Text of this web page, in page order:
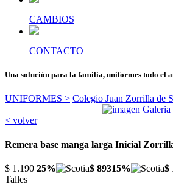
CAMBIOS
CONTACTO
Una solución para la familia, uniformes todo el
UNIFORMES > Colegio Juan Zorrilla de
< volver
Remera base manga larga Inicial
$ 1.190 25% $ 89315%
$
Talles